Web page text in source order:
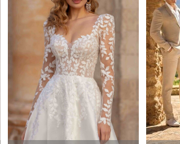
De collectie moderne
trouwjurken van het merk Lisa
Donetti is sprankelend en
stijlvol. Wijde tule rokken en
strakke bovenlijfjes wel of niet
bewerkt met glitters. Of pure
eenvoud afgewisseld met jouw
themakleur.
Lisa Donetti